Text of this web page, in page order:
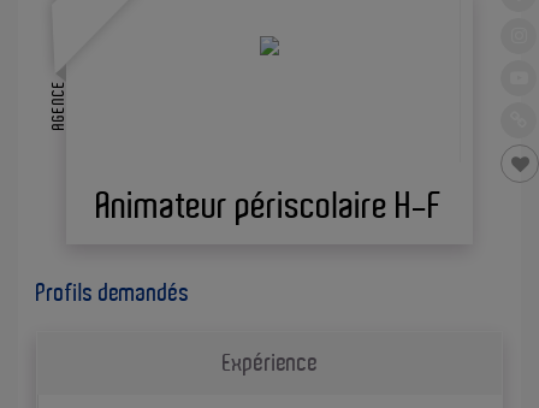
AGENCE
Animateur périscolaire H-F
Profils demandés
Expérience